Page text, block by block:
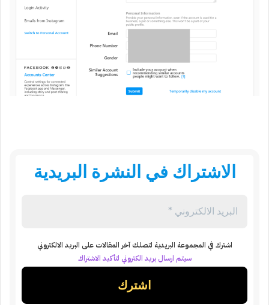
الاشتراك في النشرة البريدية
اشترك في المجموعة البريدية لتصلك آخر المقالات على البريد الالكتروني
سيتم ارسال بريد الكتروني لتأكيد الاشتراك